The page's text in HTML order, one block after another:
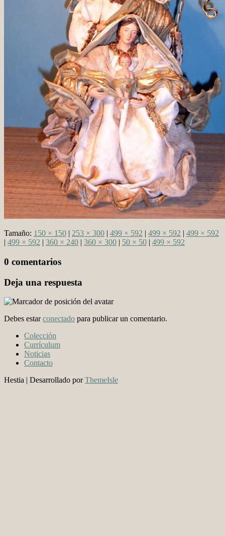
Tamaño: 150 × 150 | 253 × 300 | 499 × 592 | 499 × 592 | 499 × 592
| 499 × 592 | 360 × 240 | 360 × 300 | 50 × 50 | 499 × 592
0 comentarios
Deja una respuesta
Debes estarconectado para publicar un comentario.
Colección
Currículum
Noticias
Contacto
Hestia | Desarrollado porThemeIsle